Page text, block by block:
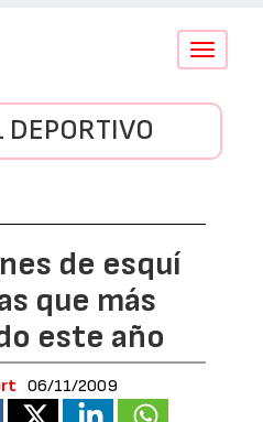
Conmutar
DEPORTIVO
de esquí
que más
este año
06/11/2009